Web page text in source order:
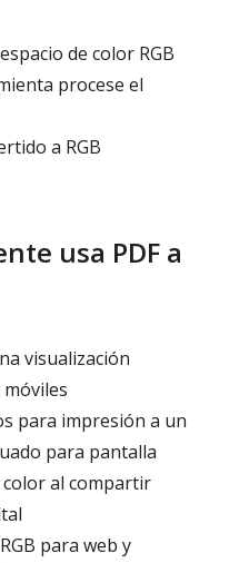
de color RGB
procese el
a RGB
usa PDF a
visualización
para impresión a un
para pantalla
color al compartir
para web y